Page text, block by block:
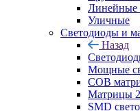
Линейные
Уличные
Светодиоды и
Назад
Мощные
COB
Матрицы
SMD